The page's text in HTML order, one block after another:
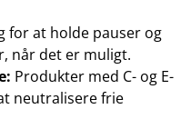
for at holde pauser og
når det er muligt.
Produkter med C- og E-
neutralisere frie